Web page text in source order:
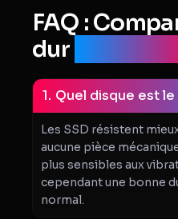
FAQ :
dur
Quel disque est
Les SSD résistent
aucune pièce
plus sensibles aux
cependant une bonne
normal.